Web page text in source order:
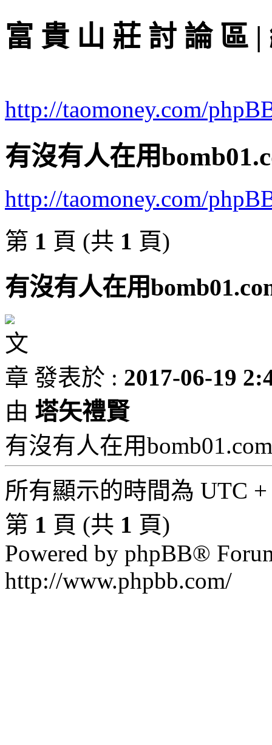
富 貴 山 莊 討 論 區 |
http://taomoney.com/
有沒有人在用
http://taomoney.com/
第 1 頁 (共 1 頁)
有沒有人在用
發表於 : 2017-06-19
由 塔矢禮賢
有沒有人在用
所有顯示的時間為 UTC
第 1 頁 (共 1 頁)
Powered by phpBB®
http://www.phpbb.com/